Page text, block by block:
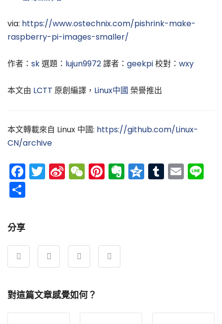
via: https://www.ostechnix.com/pishrink-make-
raspberry-pi-images-smaller/
作者： sk選題： lujun9972譯者： geekpi校對： wxy
本文由 LCTT 原創編譯， Linux中國 榮譽推出
本文轉載來自 Linux 中國: https://github.com/Linux-
CN/archive
Facebook
Twitter
Sina
Weibo
WeChat
Pinterest
Evernote
Qzone
Tumblr
分享
對這篇文章感覺如何？